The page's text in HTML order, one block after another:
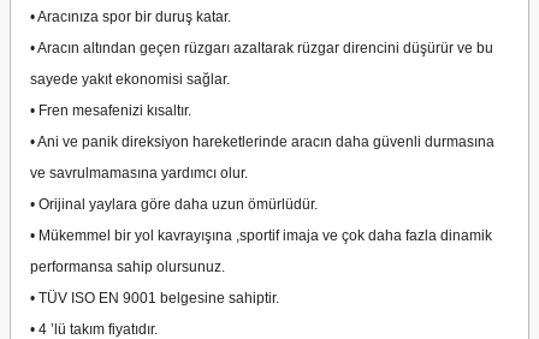
• Aracınıza spor bir duruş katar.
• Aracın altından geçen rüzgarı azaltarak rüzgar direncini düşürür ve bu
sayede yakıt ekonomisi sağlar.
• Fren mesafenizi kısaltır.
• Ani ve panik direksiyon hareketlerinde aracın daha güvenli durmasına
ve savrulmamasına yardımcı olur.
• Orijinal yaylara göre daha uzun ömürlüdür.
• Mükemmel bir yol kavrayışına ,sportif imaja ve çok daha fazla dinamik
performansa sahip olursunuz.
• TÜV ISO EN 9001 belgesine sahiptir.
• 4 ’lü takım fiyatıdır.